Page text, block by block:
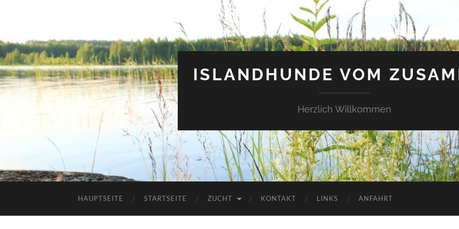
ISLANDHUNDE VOM
Herzlich Willkommen
HAUPTSEITE STARTSEITE ZUCHT KONTAKT LINKS ANFAHRT